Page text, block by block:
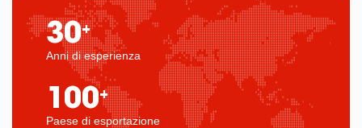
30+
Anni di esperienza
100+
Paese di esportazione